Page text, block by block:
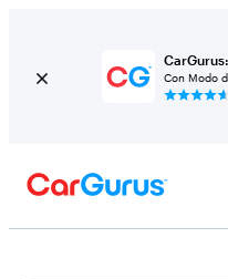
Con Modo